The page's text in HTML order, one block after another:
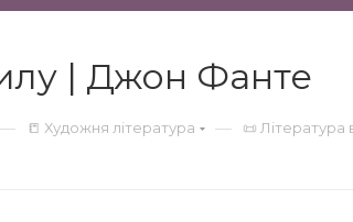
| Джон Фанте
— 📒 Художня література — 📜 Література